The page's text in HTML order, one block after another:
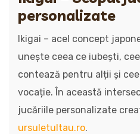
personalizate
Ikigai – acel concept
unește ceea ce iubești,
contează pentru alții și
vocație. În această
jucăriile personalizate
ursuletultau.ro.